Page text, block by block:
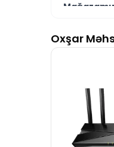
TP-Link
İstər Wi-
Seçim
TP-Link
daim
Oxşar